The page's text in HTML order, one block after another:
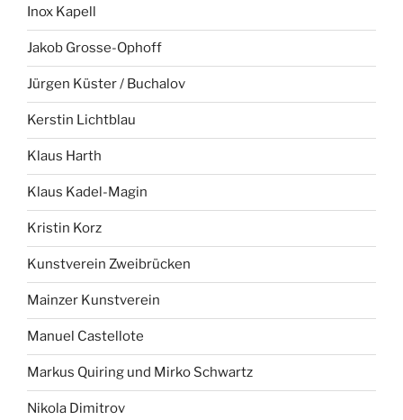
Inox Kapell
Jakob Grosse-Ophoff
Jürgen Küster / Buchalov
Kerstin Lichtblau
Klaus Harth
Klaus Kadel-Magin
Kristin Korz
Kunstverein Zweibrücken
Mainzer Kunstverein
Manuel Castellote
Markus Quiring und Mirko Schwartz
Nikola Dimitrov